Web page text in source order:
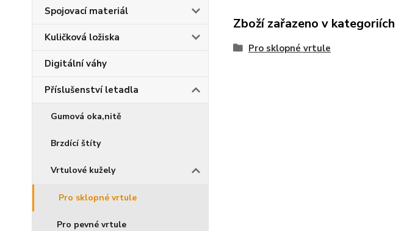
Spojovací materiál
Kuličková ložiska
Digitální váhy
Příslušenství letadla
Gumová oka,nitě
Brzdící štíty
Vrtulové kužely
Pro sklopné vrtule
Pro pevné vrtule
Zboží zařazeno v kategoriích
Pro sklopné vrtule